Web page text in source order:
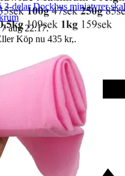
3-delar Dockhus miniatyrer
7 aug 22:17.
Köp nu 435 kr,.